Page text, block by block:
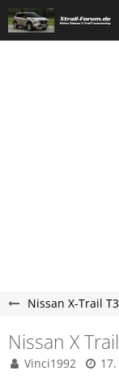
Nissan X-Trail
Nissan X
Vinci1992